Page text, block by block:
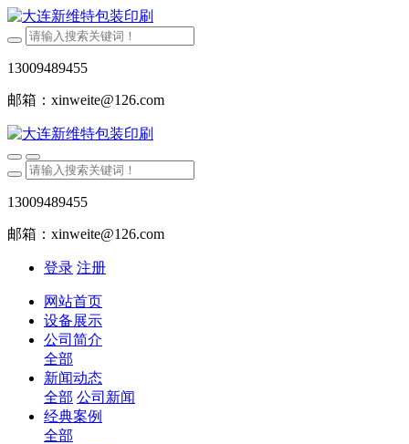
13009489455
邮箱：xinweite@126.com
13009489455
邮箱：xinweite@126.com
登录 注册
网站首页
设备展示
公司简介
全部
新闻动态
全部 公司新闻
经典案例
全部